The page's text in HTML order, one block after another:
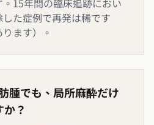
15年間の臨床追跡におい
た症例で再発は稀です
ます）。
腫でも、局所麻酔だけ
？